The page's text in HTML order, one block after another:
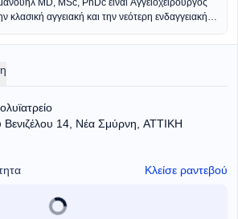
MD, MSc, PhDc είναι Αγγειοχειρουργός
κλασική αγγειακή και την νεότερη ενδαγγειακή
στην Νέα Σμύρνη. Είναι απόφοιτος του
όπου εργάστηκε στην συνέχεια ως
Μετεκπαιδεύτηκε στο Ηνωμένο Βασίλειο, στο St.
καλύπτοντας ως κέντρο τραύματος και
Λονδίνο. Στα πλαίσια του παράλληλου
τίτλο του άμισθου Κλινικού Λέκτορα από το
London. Επιστρέφοντας στην Ελλάδα
υποψήφιος Διδάκτορας του Πανεπιστημίου
και συνεχίζει αδιάκοπα το επιστημονικό
14, Νέα Σμύρνη, ΑΤΤΙΚΗ
Κλείσε ραντεβού